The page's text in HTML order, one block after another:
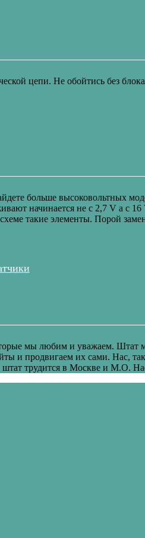
цепи. Не обойтись без
больше высоковольтных
начинается не с 2,7 V а с
такие элементы. Порой
мы любим и уважаем. Штат
и продвигаем их сами. Нас,
трудится в Москве и М.О.